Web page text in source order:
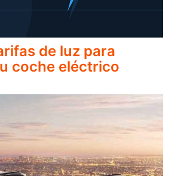
de luz para
coche eléctrico